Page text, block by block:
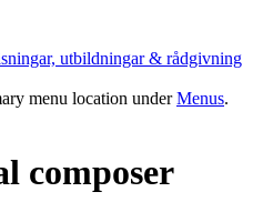
menu location underMenus.
composer